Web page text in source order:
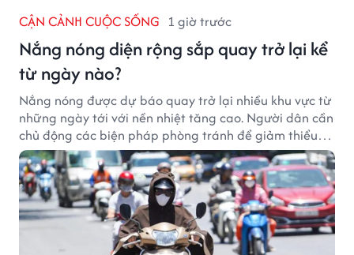
CẬN CẢNH CUỘC SỐNG 1 giờ trước
Nắng nóng diện rộng sắp quay trở lại kể
từ ngày nào?
Nắng nóng được dự báo quay trở lại nhiều khu vực từ
những ngày tới với nền nhiệt tăng cao. Người dân cần
chủ động các biện pháp phòng tránh để giảm thiểu
tác động của thời tiết cực đoan.